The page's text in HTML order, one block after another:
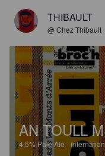
THIBAULT
@ Chez Thibault
AN TOULL
4.5%Pale Ale -